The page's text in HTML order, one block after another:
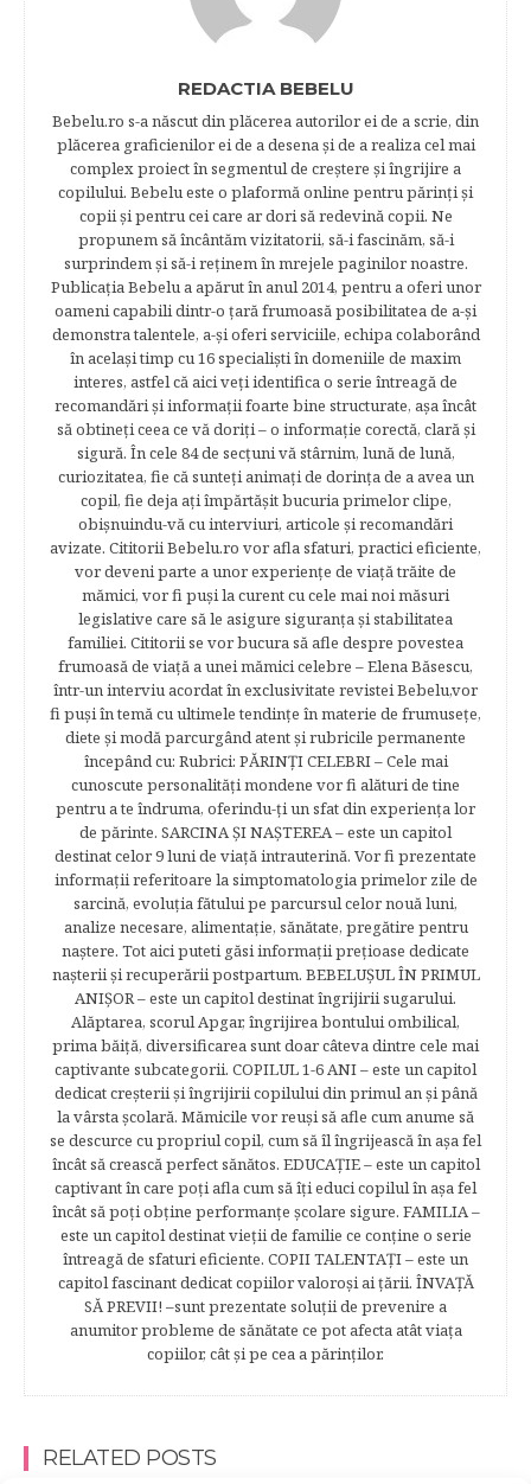
REDACTIA BEBELU
Bebelu.ro s-a născut din plăcerea autorilor ei de a scrie, din
plăcerea graficienilor ei de a desena şi de a realiza cel mai
complex proiect în segmentul de creştere şi îngrijire a
copilului. Bebelu este o plaformă online pentru părinţi şi
copii şi pentru cei care ar dori să redevină copii. Ne
propunem să încântăm vizitatorii, să-i fascinăm, să-i
surprindem şi să-i reţinem în mrejele paginilor noastre.​
Publicația Bebelu a apărut în anul 2014, pentru a oferi unor
oameni capabili dintr-o ţară frumoasă posibilitatea de a-şi
demonstra talentele, a-şi oferi serviciile, echipa colaborând
în acelaşi timp cu 16 specialişti în domeniile de maxim
interes, astfel că aici veţi identifica o serie întreagă de
recomandări şi informaţii foarte bine structurate, aşa încât
să obtineţi ceea ce vă doriţi – o informaţie corectă, clară şi
sigură. În cele 84 de secțuni vă stârnim, lună de lună,
curiozitatea, fie că sunteţi animaţi de dorinţa de a avea un
copil, fie deja aţi împărtăşit bucuria primelor clipe,
obişnuindu-vă cu interviuri, articole şi recomandări
avizate. Cititorii Bebelu.ro vor afla sfaturi, practici eficiente,
vor deveni parte a unor experienţe de viaţă trăite de
mămici, vor fi puşi la curent cu cele mai noi măsuri
legislative care să le asigure siguranţa şi stabilitatea
familiei. Cititorii se vor bucura să afle despre povestea
frumoasă de viață a unei mămici celebre – Elena Băsescu,
într-un interviu acordat în exclusivitate revistei Bebelu,vor
fi puşi în temă cu ultimele tendinţe în materie de frumuseţe,
diete şi modă parcurgând atent şi rubricile permanente
începând cu: Rubrici: PĂRINŢI CELEBRI – Cele mai
cunoscute personalităţi mondene vor fi alături de tine
pentru a te îndruma, oferindu-ţi un sfat din experienţa lor
de părinte. SARCINA ŞI NAŞTEREA – este un capitol
destinat celor 9 luni de viaţă intrauterină. Vor fi prezentate
informaţii referitoare la simptomatologia primelor zile de
sarcină, evoluţia fătului pe parcursul celor nouă luni,
analize necesare, alimentaţie, sănătate, pregătire pentru
naştere. Tot aici puteti găsi informaţii preţioase dedicate
naşterii şi recuperării postpartum. BEBELUŞUL ÎN PRIMUL
ANIŞOR – este un capitol destinat îngrijirii sugarului.
Alăptarea, scorul Apgar, îngrijirea bontului ombilical,
prima băiţă, diversificarea sunt doar câteva dintre cele mai
captivante subcategorii. COPILUL 1-6 ANI – este un capitol
dedicat creşterii şi îngrijirii copilului din primul an şi până
la vârsta şcolară. Mămicile vor reuşi să afle cum anume să
se descurce cu propriul copil, cum să îl îngrijească în aşa fel
încât să crească perfect sănătos. EDUCAŢIE – este un capitol
captivant în care poţi afla cum să îţi educi copilul în aşa fel
încât să poţi obţine performanţe şcolare sigure. FAMILIA –
este un capitol destinat vieţii de familie ce conţine o serie
întreagă de sfaturi eficiente. COPII TALENTAŢI – este un
capitol fascinant dedicat copiilor valoroși ai țării. ÎNVAŢĂ
SĂ PREVII! –sunt prezentate soluţii de prevenire a
anumitor probleme de sănătate ce pot afecta atât viaţa
copiilor, cât şi pe cea a părinţilor.
RELATED POSTS